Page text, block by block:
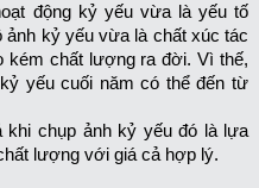
động kỷ yếu vừa là yếu tố
ảnh kỷ yếu vừa là chất xúc tác
kém chất lượng ra đời. Vì thế,
yếu cuối năm có thể đến từ
khi chụp ảnh kỷ yếu đó là lựa
lượng với giá cả hợp lý.